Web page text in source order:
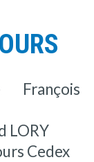
LORY
Cedex